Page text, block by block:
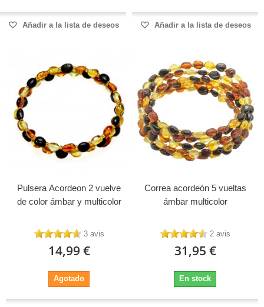
Añadir a la lista de deseos Añadir a la lista de deseos
Pulsera Acordeon 2 vuelve
de color ámbar y multicolor
3 avis
14,99 €
Agotado
Correa acordeón 5 vueltas
ámbar multicolor
2 avis
31,95 €
En stock